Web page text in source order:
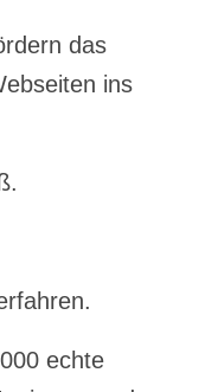
das
ins
echte